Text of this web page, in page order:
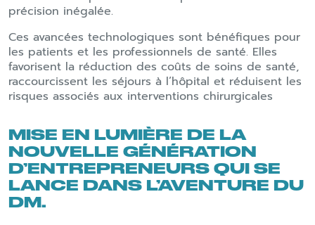
précision inégalée.
Ces avancées technologiques sont bénéfiques pour
les patients et les professionnels de santé. Elles
favorisent la réduction des coûts de soins de santé,
raccourcissent les séjours à l’hôpital et réduisent les
risques associés aux interventions chirurgicales
MISE EN LUMIÈRE DE LA
NOUVELLE GÉNÉRATION
D’ENTREPRENEURS QUI SE
LANCE DANS L’AVENTURE DU
DM.